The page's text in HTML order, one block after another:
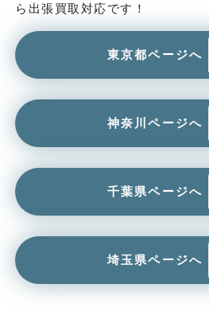
ら出張買取対応です！
東京都ページへ
神奈川ページへ
千葉県ページへ
埼玉県ページへ